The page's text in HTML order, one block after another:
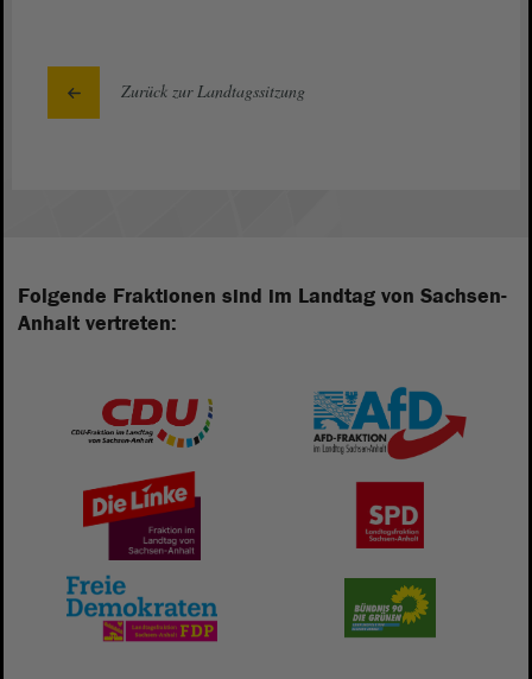
Zurück zur Landtagssitzung
Folgende Fraktionen sind im Landtag von Sachsen-
Anhalt vertreten: